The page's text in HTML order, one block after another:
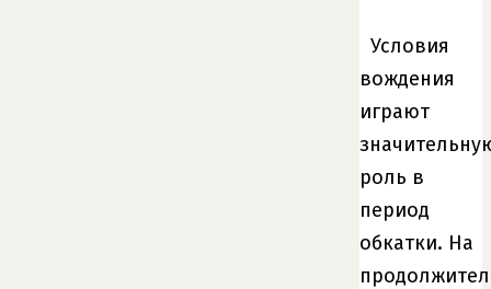
Условия
вождения
играют
роль в
период
обкатки. На